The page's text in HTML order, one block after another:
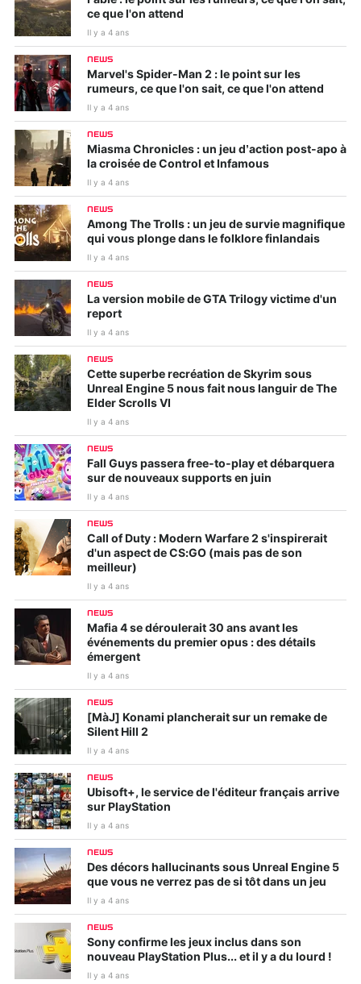
ce que l'on attend
Il y a 4 ans
NEWS
Marvel's Spider-Man 2 : le point sur les
rumeurs, ce que l'on sait, ce que l'on attend
Il y a 4 ans
NEWS
Miasma Chronicles : un jeu d’action post-apo à
la croisée de Control et Infamous
Il y a 4 ans
NEWS
Among The Trolls : un jeu de survie magnifique
qui vous plonge dans le folklore finlandais
Il y a 4 ans
NEWS
La version mobile de GTA Trilogy victime d'un
report
Il y a 4 ans
NEWS
Cette superbe recréation de Skyrim sous
Unreal Engine 5 nous fait nous languir de The
Elder Scrolls VI
Il y a 4 ans
NEWS
Fall Guys passera free-to-play et débarquera
sur de nouveaux supports en juin
Il y a 4 ans
NEWS
Call of Duty : Modern Warfare 2 s'inspirerait
d'un aspect de CS:GO (mais pas de son
meilleur)
Il y a 4 ans
NEWS
Mafia 4 se déroulerait 30 ans avant les
événements du premier opus : des détails
émergent
Il y a 4 ans
NEWS
[MàJ] Konami plancherait sur un remake de
Silent Hill 2
Il y a 4 ans
NEWS
Ubisoft+, le service de l'éditeur français arrive
sur PlayStation
Il y a 4 ans
NEWS
Des décors hallucinants sous Unreal Engine 5
que vous ne verrez pas de si tôt dans un jeu
Il y a 4 ans
NEWS
Sony confirme les jeux inclus dans son
nouveau PlayStation Plus... et il y a du lourd !
Il y a 4 ans